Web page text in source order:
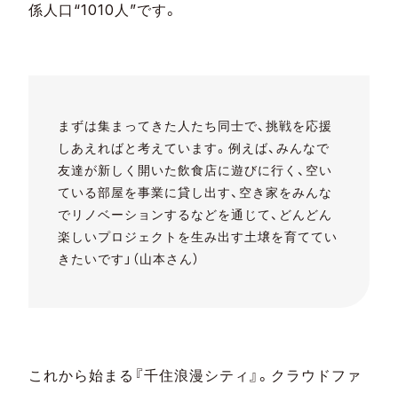
係人口“1010人”です。
まずは集まってきた人たち同士で、挑戦を応援
しあえればと考えています。例えば、みんなで
友達が新しく開いた飲食店に遊びに行く、空い
ている部屋を事業に貸し出す、空き家をみんな
でリノベーションするなどを通じて、どんどん
楽しいプロジェクトを生み出す土壌を育ててい
きたいです」（山本さん）
これから始まる『千住浪漫シティ』。クラウドファ